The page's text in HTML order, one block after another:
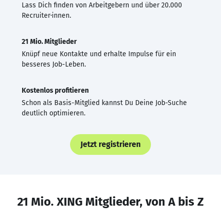
Lass Dich finden von Arbeitgebern und über 20.000
Recruiter·innen.
21 Mio. Mitglieder
Knüpf neue Kontakte und erhalte Impulse für ein
besseres Job-Leben.
Kostenlos profitieren
Schon als Basis-Mitglied kannst Du Deine Job-Suche
deutlich optimieren.
Jetzt registrieren
21 Mio. XING Mitglieder, von A bis Z